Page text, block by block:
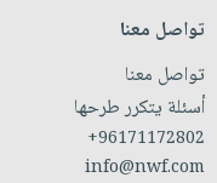
تواصل معنا
تواصل معنا
أسئلة يتكرر طرحها
+96171172802
info@nwf.com